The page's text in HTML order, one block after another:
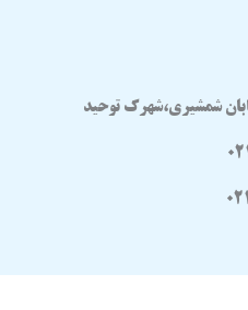
شمشیری،شهرک توحید